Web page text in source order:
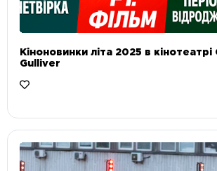
Кіноновинки літа 2025 в
Gulliver